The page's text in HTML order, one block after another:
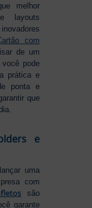
melhor
layouts
com
de um
você pode
prática e
ponta e
que
e
uma
com
são
garante